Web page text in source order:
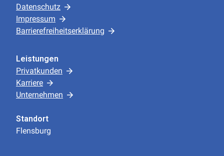
Datenschutz
Impressum
Barrierefreiheitserklärung
Leistungen
Privatkunden
Karriere
Unternehmen
Standort
Flensburg